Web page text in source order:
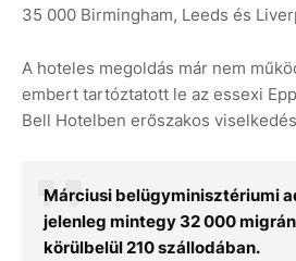
35 000 Birmingham, Leeds és
A hoteles megoldás már nem
embert tartóztatott le az essexi
Bell Hotelben erőszakos
Márciusi belügyminisztériumi
jelenleg mintegy 32 000
körülbelül 210 szállodában.